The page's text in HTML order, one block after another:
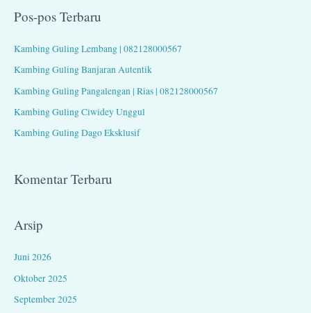
i
u
k
:
Pos-pos Terbaru
Kambing Guling Lembang | 082128000567
Kambing Guling Banjaran Autentik
Kambing Guling Pangalengan | Rias | 082128000567
Kambing Guling Ciwidey Unggul
Kambing Guling Dago Eksklusif
Komentar Terbaru
Arsip
Juni 2026
Oktober 2025
September 2025